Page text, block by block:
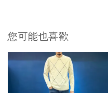
您可能也喜歡